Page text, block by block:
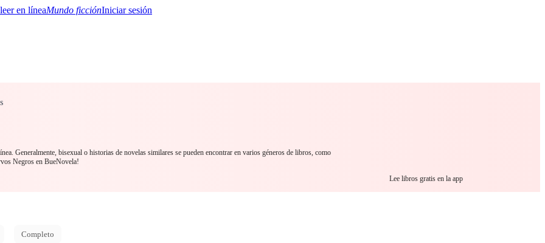
Mundo ficciónIniciar sesión
Generalmente, bisexual o historias de novelas similares se pueden encontrar en varios géneros de libros, como
Negros en BueNovela!
Lee libros gratis en la app
Completo